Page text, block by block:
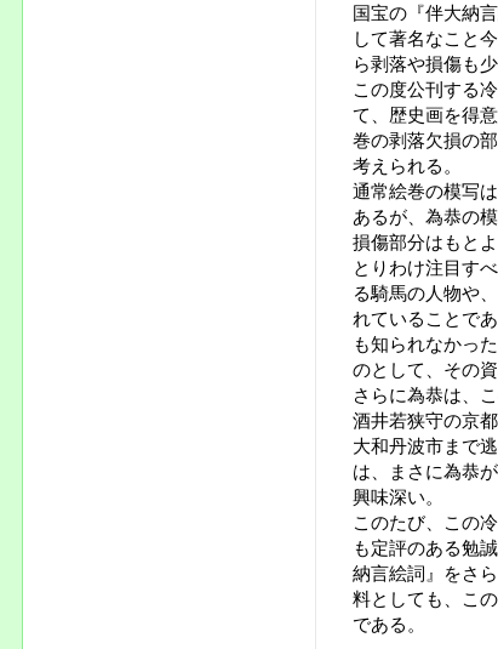
国宝の『伴大納
して著名なこと
ら剥落や損傷も少
この度公刊する
て、歴史画を得
巻の剥落欠損の
考えられる。
通常絵巻の模写
あるが、為恭の
損傷部分はもと
とりわけ注目す
る騎馬の人物や
れていることで
も知られなかっ
のとして、その
さらに為恭は、
酒井若狭守の京
大和丹波市まで
は、まさに為恭
興味深い。
このたび、この
も定評のある勉
納言絵詞』をさ
料としても、こ
である。